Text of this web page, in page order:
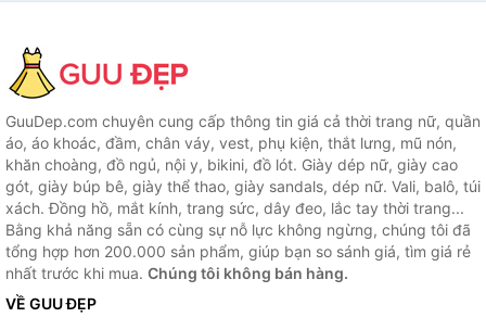
GuuDep.com chuyên cung cấp thông tin giá cả thời trang nữ, quần
áo, áo khoác, đầm, chân váy, vest, phụ kiện, thắt lưng, mũ nón,
khăn choàng, đồ ngủ, nội y, bikini, đồ lót. Giày dép nữ, giày cao
gót, giày búp bê, giày thể thao, giày sandals, dép nữ. Vali, balô, túi
xách. Đồng hồ, mắt kính, trang sức, dây đeo, lắc tay thời trang...
Bằng khả năng sẵn có cùng sự nỗ lực không ngừng, chúng tôi đã
tổng hợp hơn 200.000 sản phẩm, giúp bạn so sánh giá, tìm giá rẻ
nhất trước khi mua. Chúng tôi không bán hàng.
VỀ GUU ĐẸP